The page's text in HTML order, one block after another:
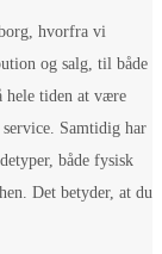
hvorfra vi
og salg, til både
hele tiden at være
Samtidig har
både fysisk
Det betyder, at du